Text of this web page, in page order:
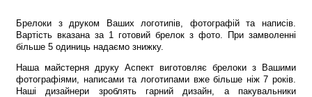
Брелоки з друком Ваших логотипів, фотографій та написів.
Вартість вказана за 1 готовий брелок з фото. При замволенні
більше 5 одиниць надаємо знижку.
Наша майстерня друку Аспект виготовляє брелоки з Вашими
фотографіями, написами та логотипами вже більше ніж 7 років.
Наші дизайнери зроблять гарний дизайн, а пакувальники